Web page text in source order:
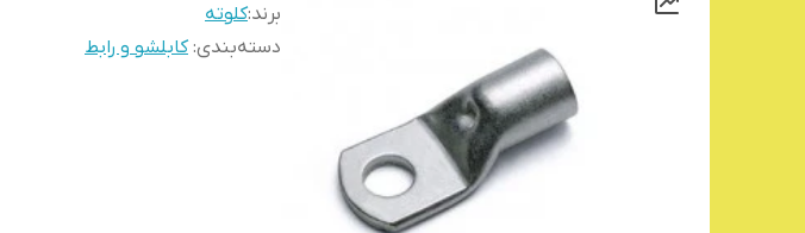
برند:کلوته
دسته‌بندی:کابلشو و رابط